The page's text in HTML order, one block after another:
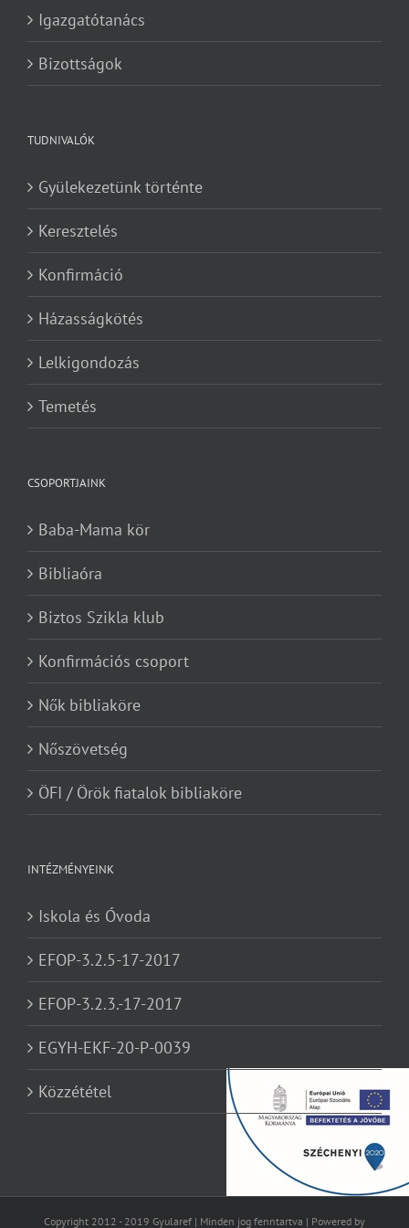
Igazgatótanács
Bizottságok
TUDNIVALÓK
Gyülekezetünk történte
Keresztelés
Konfirmáció
Házasságkötés
Lelkigondozás
Temetés
CSOPORTJAINK
Baba-Mama kör
Bibliaóra
Biztos Szikla klub
Konfirmációs csoport
Nők bibliaköre
Nőszövetség
ÖFI / Örök fiatalok bibliaköre
INTÉZMÉNYEINK
Iskola és Óvoda
EFOP-3.2.5-17-2017
EFOP-3.2.3.-17-2017
EGYH-EKF-20-P-0039
Közzététel
Copyright 2012 - 2019 Gyularef | Minden jog fenntartva | Powered by